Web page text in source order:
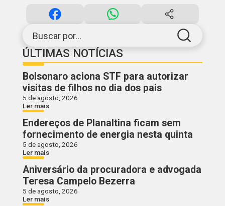
Buscar por...
ÚLTIMAS NOTÍCIAS
Bolsonaro aciona STF para autorizar
visitas de filhos no dia dos pais
5 de agosto, 2026
Ler mais
Endereços de Planaltina ficam sem
fornecimento de energia nesta quinta
5 de agosto, 2026
Ler mais
Aniversário da procuradora e advogada
Teresa Campelo Bezerra
5 de agosto, 2026
Ler mais